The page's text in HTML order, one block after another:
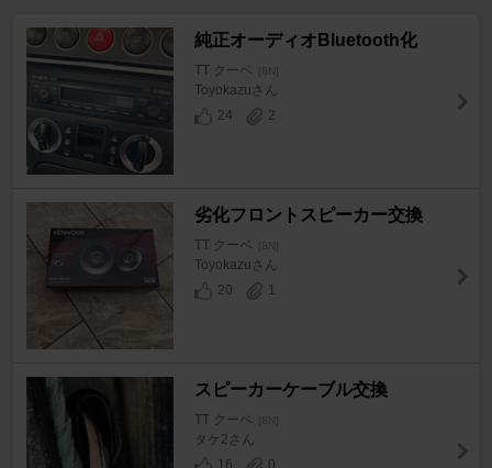
純正オーディオBluetooth化
TT クーペ [8N]
Toyokazuさん
24
2
劣化フロントスピーカー交換
TT クーペ [8N]
Toyokazuさん
20
1
スピーカーケーブル交換
TT クーペ [8N]
タケ2さん